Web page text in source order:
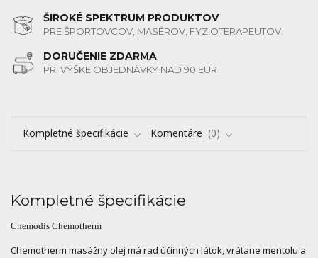
ŠIROKÉ SPEKTRUM PRODUKTOV
PRE ŠPORTOVCOV, MASÉROV, FYZIOTERAPEUTOV.
DORUČENIE ZDARMA
PRI VÝŠKE OBJEDNÁVKY NAD 90 EUR
Kompletné špecifikácie Komentáre 0
Kompletné špecifikácie
Chemodis Chemotherm
Chemotherm masážny olej má rad účinných látok, vrátane mentolu a